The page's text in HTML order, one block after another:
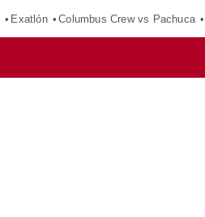
Exatlón Columbus Crew vs Pachuca